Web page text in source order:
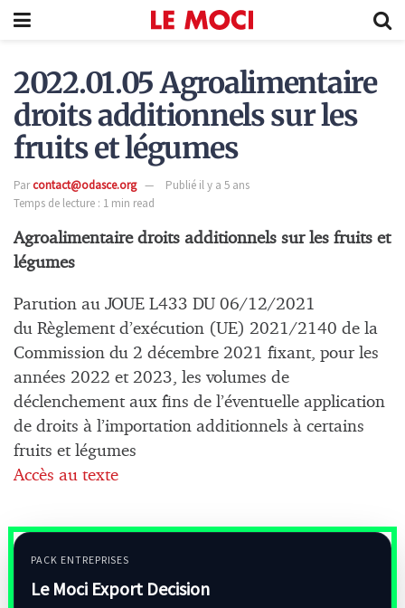
2022.01.05 Agroalimentaire
droits additionnels sur les
fruits et légumes
Parcontact@odasce.org
Publié il y a 5 ans
Temps de lecture : 1 min read
Agroalimentaire droits additionnels sur les fruits et
légumes
Parution au JOUE L433 DU 06/12/2021
du Règlement d’exécution (UE) 2021/2140 de la
Commission du 2 décembre 2021 fixant, pour les
années 2022 et 2023, les volumes de
déclenchement aux fins de l’éventuelle application
de droits à l’importation additionnels à certains
fruits et légumes
Accès au texte
PACK ENTREPRISES
Le Moci Export Decision